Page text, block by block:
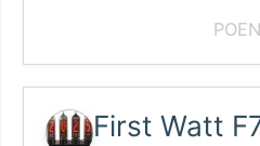
First Watt